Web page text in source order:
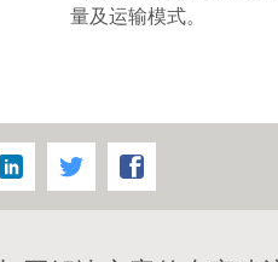
量及运输模式。